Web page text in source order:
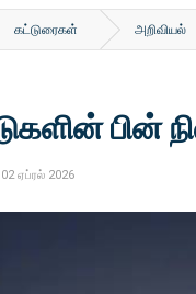
கட்டுரைகள் அறிவியல்
பின்
02 ஏப்ரல் 2026